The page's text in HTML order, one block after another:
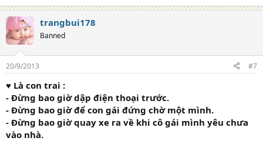
trangbui178
Banned
20/9/2013 #7
♥ Là con trai :
- Đừng bao giờ dập điện thoại trước.
- Đừng bao giờ để con gái đứng chờ một mình.
- Đừng bao giờ quay xe ra về khi cô gái mình yêu chưa
vào nhà.